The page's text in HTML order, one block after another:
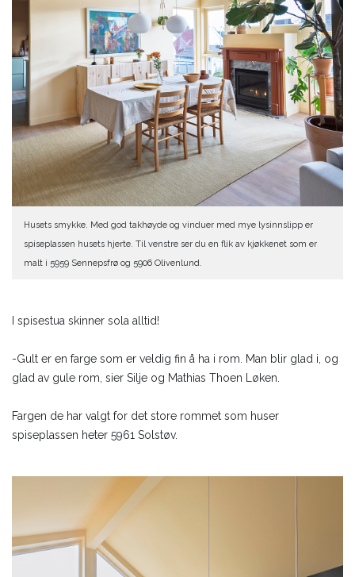
Husets smykke. Med god takhøyde og vinduer med mye lysinnslipp er
spiseplassen husets hjerte. Til venstre ser du en flik av kjøkkenet som er
malt i 5959 Sennepsfrø og 5906 Olivenlund.
I spisestua skinner sola alltid!
-Gult er en farge som er veldig fin å ha i rom. Man blir glad i, og
glad av gule rom, sier Silje og Mathias Thoen Løken.
Fargen de har valgt for det store rommet som huser
spiseplassen heter 5961 Solstøv.